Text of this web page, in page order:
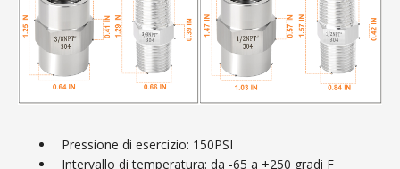
Pressione di esercizio: 150PSI
Intervallo di temperatura: da -65 a +250 gradi F